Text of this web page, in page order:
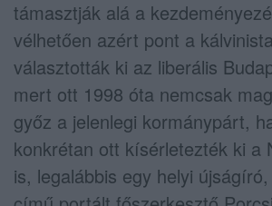
támasztják alá a
vélhetően azért pont a
választották ki az liberális
mert ott 1998 óta nemcsak
győz a jelenlegi kormánypárt,
konkrétan ott kísérletezték ki a
is, legalábbis egy helyi